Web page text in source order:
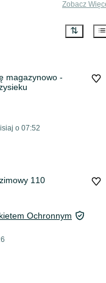
Zobacz
magazynowo -
o 07:52
110
Ochronnym